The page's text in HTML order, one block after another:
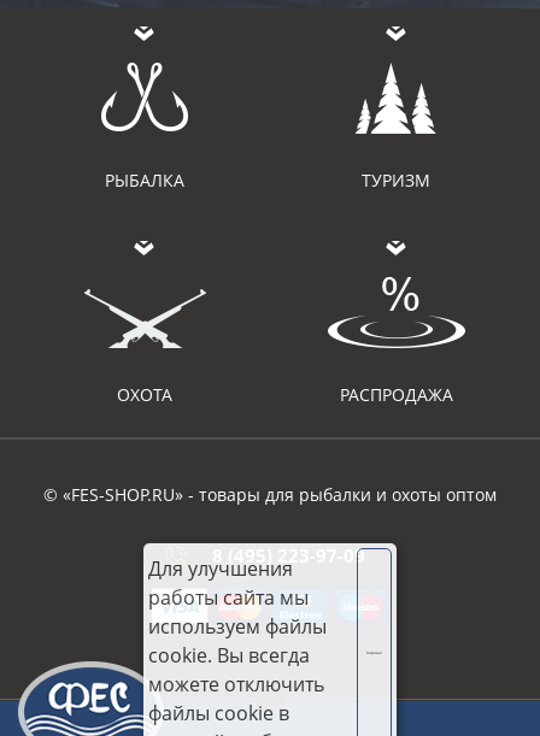
РЫБАЛКА ТУРИЗМ
ОХОТА РАСПРОДАЖА
© «FES-SHOP.RU» - товары для рыбалки и охоты оптом
8 (495) 223-97-09
Для улучшения
работы сайта мы
используем файлы
cookie. Вы всегда
можете отключить
файлы cookie в
Хорошо